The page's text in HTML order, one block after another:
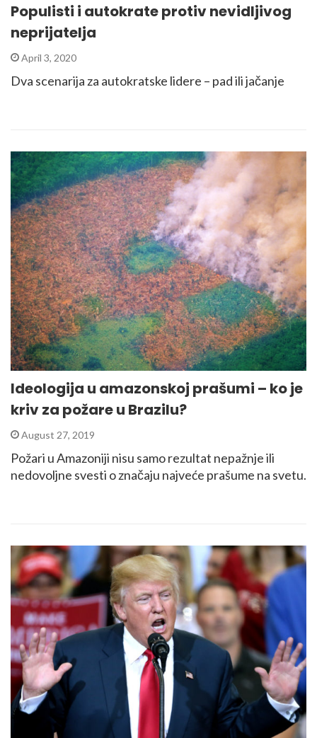
Populisti i autokrate protiv nevidljivog
neprijatelja
April 3, 2020
Dva scenarija za autokratske lidere – pad ili jačanje
Ideologija u amazonskoj prašumi – ko je
kriv za požare u Brazilu?
August 27, 2019
Požari u Amazoniji nisu samo rezultat nepažnje ili
nedovoljne svesti o značaju najveće prašume na svetu.